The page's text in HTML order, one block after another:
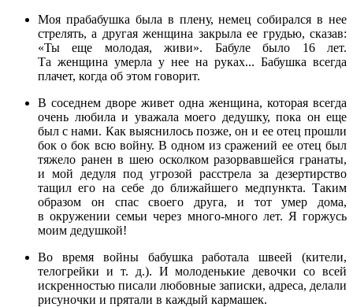
Моя прабабушка была в плену, немец собирался в нее
стрелять, а другая женщина закрыла ее грудью, сказав:
«Ты еще молодая, живи». Бабуле было 16 лет.
Та женщина умерла у нее на руках... Бабушка всегда
плачет, когда об этом говорит.
В соседнем дворе живет одна женщина, которая всегда
очень любила и уважала моего дедушку, пока он еще
был с нами. Как выяснилось позже, он и ее отец прошли
бок о бок всю войну. В одном из сражений ее отец был
тяжело ранен в шею осколком разорвавшейся гранаты,
и мой дедуля под угрозой расстрела за дезертирство
тащил его на себе до ближайшего медпункта. Таким
образом он спас своего друга, и тот умер дома,
в окружении семьи через много-много лет. Я горжусь
моим дедушкой!
Во время войны бабушка работала швеей (кители,
телогрейки и т. д.). И молоденькие девочки со всей
искренностью писали любовные записки, адреса, делали
рисуночки и прятали в каждый кармашек.